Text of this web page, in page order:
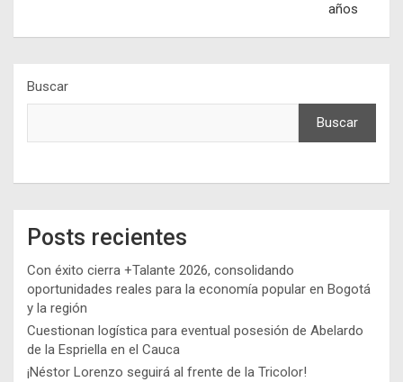
años
Buscar
Buscar
Posts recientes
Con éxito cierra +Talante 2026, consolidando
oportunidades reales para la economía popular en Bogotá
y la región
Cuestionan logística para eventual posesión de Abelardo
de la Espriella en el Cauca
¡Néstor Lorenzo seguirá al frente de la Tricolor!